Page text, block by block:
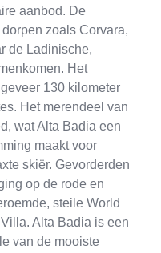
aanbod. De
zoals Corvara,
de Ladinische,
Het
130 kilometer
Het merendeel van
wat Alta Badia een
maakt voor
skiër. Gevorderden
op de rode en
steile World
Alta Badia is een
van de mooiste